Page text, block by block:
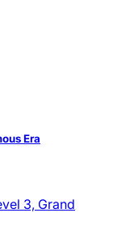
Era
3, Grand